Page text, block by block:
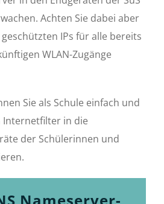
Achten Sie dabei aber
IPs für alle bereits
WLAN-Zugänge
Sie als Schule einfach und
Internetfilter in die
der Schülerinnen und